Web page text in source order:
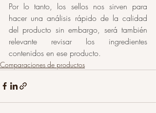
Por lo tanto, los sellos nos sirven para
hacer una análisis rápido de la calidad
del producto sin embargo, será también
relevante revisar los ingredientes
contenidos en ese producto.
Comparaciones de productos